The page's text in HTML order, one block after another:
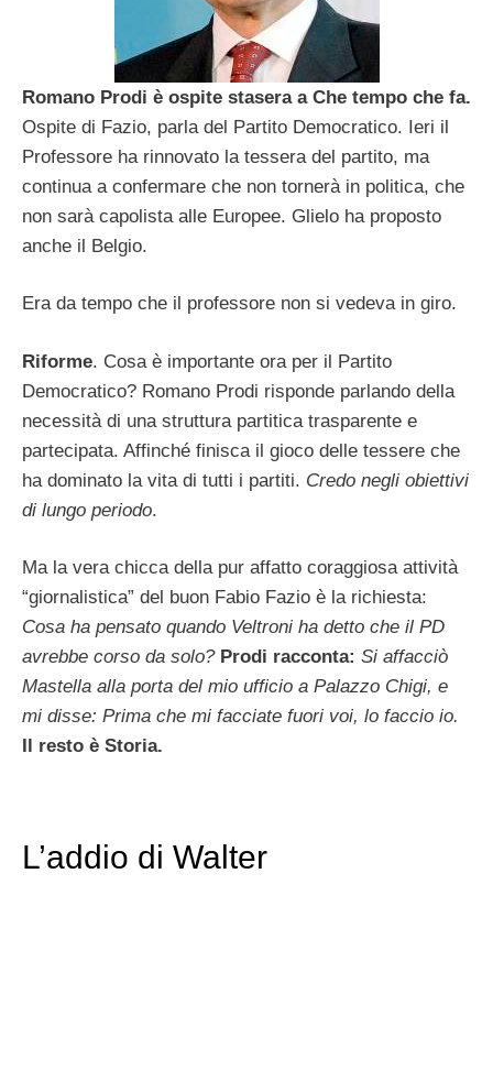
Romano Prodi è ospite stasera a Che tempo che fa.
Ospite di Fazio, parla del Partito Democratico. Ieri il
Professore ha rinnovato la tessera del partito, ma
continua a confermare che non tornerà in politica, che
non sarà capolista alle Europee. Glielo ha proposto
anche il Belgio.
Era da tempo che il professore non si vedeva in giro.
Riforme. Cosa è importante ora per il Partito
Democratico? Romano Prodi risponde parlando della
necessità di una struttura partitica trasparente e
partecipata. Affinché finisca il gioco delle tessere che
ha dominato la vita di tutti i partiti. Credo negli obiettivi
di lungo periodo.
Ma la vera chicca della pur affatto coraggiosa attività
“giornalistica” del buon Fabio Fazio è la richiesta:
Cosa ha pensato quando Veltroni ha detto che il PD
avrebbe corso da solo? Prodi racconta: Si affacciò
Mastella alla porta del mio ufficio a Palazzo Chigi, e
mi disse: Prima che mi facciate fuori voi, lo faccio io.
Il resto è Storia.
L’addio di Walter